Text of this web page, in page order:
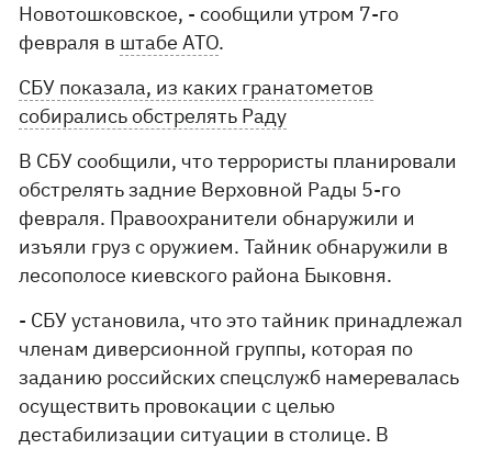
Новотошковское, - сообщили утром 7-го
февраля в штабе АТО.
СБУ показала, из каких гранатометов
собирались обстрелять Раду
В СБУ сообщили, что террористы планировали
обстрелять задние Верховной Рады 5-го
февраля. Правоохранители обнаружили и
изъяли груз с оружием. Тайник обнаружили в
лесополосе киевского района Быковня.
- СБУ установила, что это тайник принадлежал
членам диверсионной группы, которая по
заданию российских спецслужб намеревалась
осуществить провокации с целью
дестабилизации ситуации в столице. В